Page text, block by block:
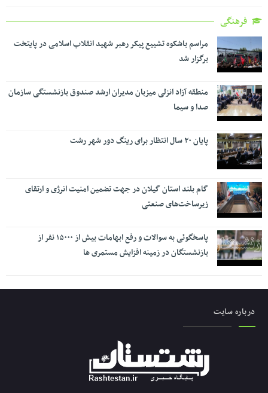
فرهنگی
مراسم باشکوه تشییع پیکر رهبر شهید انقلاب اسلامی در پایتخت
برگزار شد
منطقه آزاد انزلی میزبان مدیران ارشد صندوق بازنشستگی سازمان
صدا و سیما
پایان ۲۰ سال انتظار برای رینگ دور شهر رشت
گام بلند استان گیلان در جهت تضمین امنیت انرژی و ارتقای
زیرساخت‌های صنعتی
پاسخگوئی به سوالات و رفع ابهامات بیش از ۱۵۰۰۰ نفر از
بازنشستگان در زمینه افزایش مستمری ها
درباره سایت